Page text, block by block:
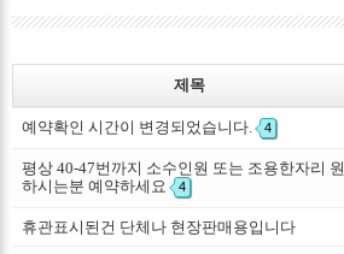
제목
예약확인 시간이 변경되었습니다. 4
평상 40-47번까지 소수인원 또는 조용한자리 원
하시는분 예약하세요
4
휴관표시된건 단체나 현장판매용입니다